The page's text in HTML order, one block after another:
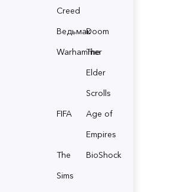
Creed
ВедьмакDoom
Warhammer
The
Elder
Scrolls
FIFA
Age of
Empires
The
Sims
BioShock